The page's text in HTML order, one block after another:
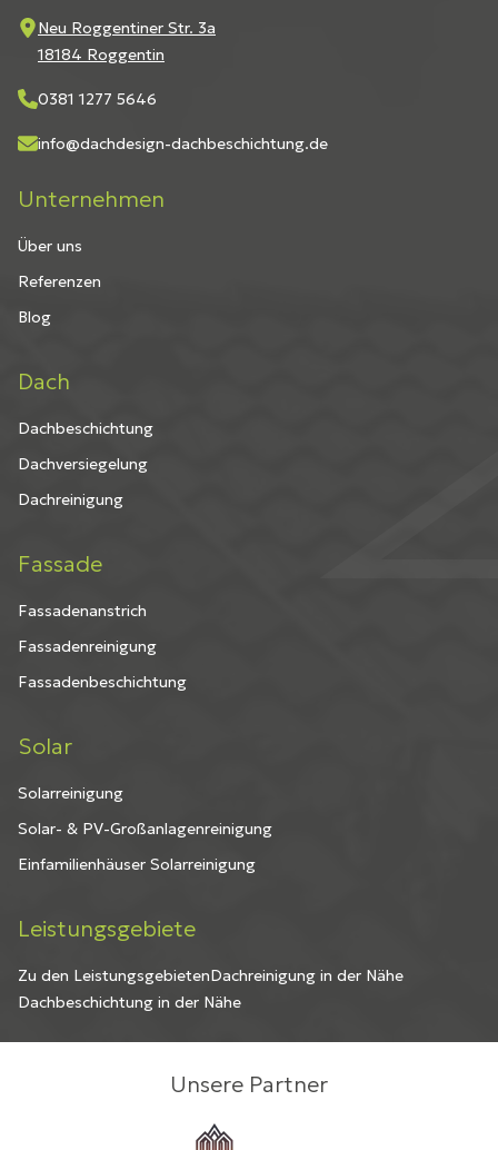
Neu Roggentiner Str. 3a
18184 Roggentin
0381 1277 5646
info@dachdesign-dachbeschichtung.de
Unternehmen
Über uns
Referenzen
Blog
Dach
Dachbeschichtung
Dachversiegelung
Dachreinigung
Fassade
Fassadenanstrich
Fassadenreinigung
Fassadenbeschichtung
Solar
Solarreinigung
Solar- & PV-Großanlagenreinigung
Einfamilienhäuser Solarreinigung
Leistungsgebiete
Zu den LeistungsgebietenDachreinigung in der Nähe
Dachbeschichtung in der Nähe
Unsere Partner